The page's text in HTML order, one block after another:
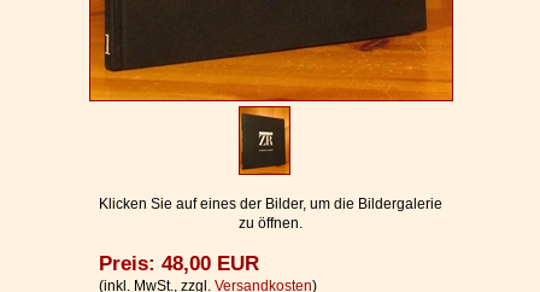
Datenschutzerklärung
Ihr WarenkorbKlicken Sie auf eines der Bilder, um die Bildergalerie
zu öffnen.
Preis: 48,00 EUR
(inkl. MwSt., zzgl. Versandkosten)